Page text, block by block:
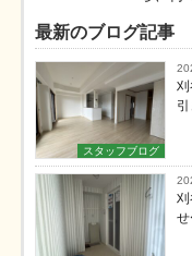
最新のブログ記事
スタッフブログ